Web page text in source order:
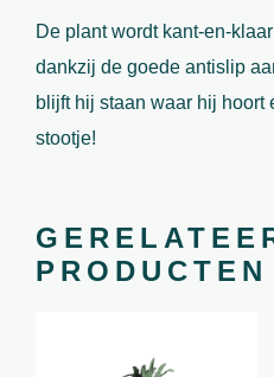
De plant wordt kant-en-
dankzij de goede antislip
blijft hij staan ​​waar hij hoort
stootje!
PRODUCTEN